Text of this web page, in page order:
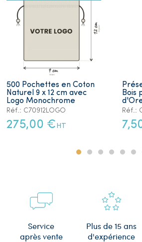
500 Pochettes en Coton
Naturel 9 x 12 cm avec
Logo Monochrome
Réf.: C70912LOGO
275,00 € HT
Bois
Réf.:
Service
après vente
Plus de 15 ans
d'expérience